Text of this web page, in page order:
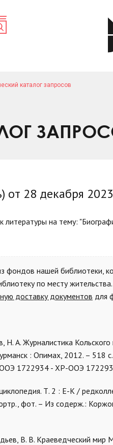
каталог запросов
от 28 декабря 2023
на тему:
фондов нашей библиотеки,
по месту
доставку документов для
А. Журналистика Кольского
: Опимах, 2012. – 518
ООЭ 1722934 - ХР-ООЭ
Т. 2 : Е-К /
фот. – Из содерж.:
В. В. Краеведческий мир